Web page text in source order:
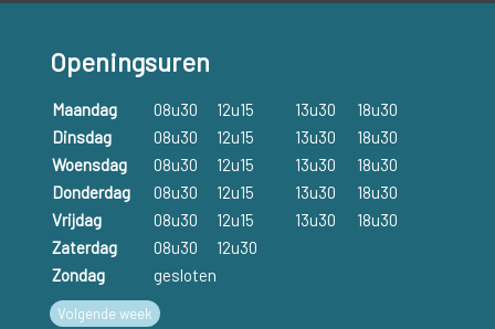
Openingsuren
Maandag 08u30 12u15 13u30
18u30
Dinsdag
08u30 12u15 13u30
18u30
Woensdag
08u30 12u15 13u30
18u30
Donderdag
08u30 12u15 13u30
18u30
Vrijdag
08u30 12u15 13u30
18u30
Zaterdag
08u30
12u30
Zondag
gesloten
Volgende week